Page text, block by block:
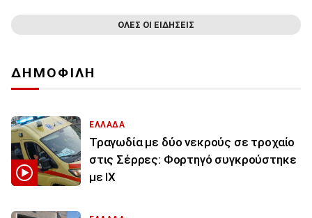
ΟΛΕΣ ΟΙ ΕΙΔΗΣΕΙΣ
ΔΗΜΟΦΙΛΗ
ΕΛΛΑΔΑ
Τραγωδία με δύο νεκρούς σε τροχαίο
στις Σέρρες: Φορτηγό συγκρούστηκε
με ΙΧ